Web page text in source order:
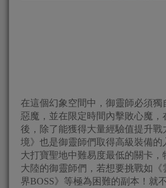
在這個幻象空間中，御靈師必須獨
惡魔，並在限定時間內擊敗心魔，
後，除了能獲得大量經驗值提升戰
境》也是御靈師們取得高級裝備的
大打寶聖地中難易度最低的關卡，
大陸的御靈師們，若想要挑戰如《
界BOSS》等極為困難的副本！就